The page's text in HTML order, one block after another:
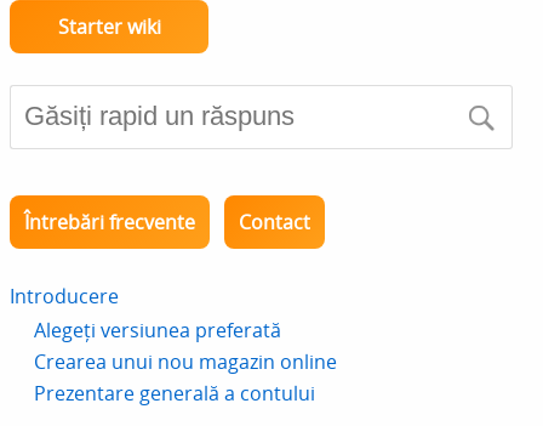
Starter wiki
Întrebări frecvente Contact
Introducere
Alegeți versiunea preferată
Crearea unui nou magazin online
Prezentare generală a contului